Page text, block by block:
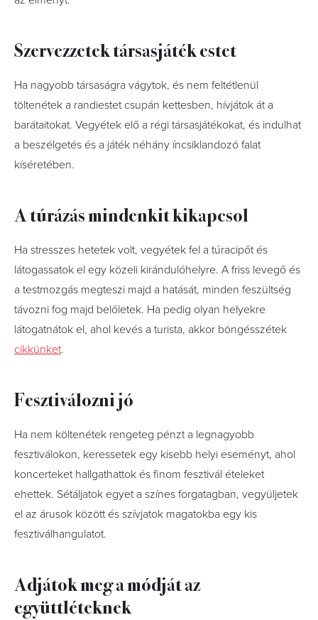
Szervezzetek társasjáték estet
Ha nagyobb társaságra vágytok, és nem feltétlenül
töltenétek a randiestet csupán kettesben, hívjátok át a
barátaitokat. Vegyétek elő a régi társasjátékokat, és indulhat
a beszélgetés és a játék néhány íncsiklandozó falat
kíséretében.
A túrázás mindenkit kikapcsol
Ha stresszes hetetek volt, vegyétek fel a túracipőt és
látogassatok el egy közeli kirándulóhelyre. A friss levegő és
a testmozgás megteszi majd a hatását, minden feszültség
távozni fog majd belőletek. Ha pedig olyan helyekre
látogatnátok el, ahol kevés a turista, akkor böngésszétek
cikkünket.
Fesztiválozni jó
Ha nem költenétek rengeteg pénzt a legnagyobb
fesztiválokon, keressetek egy kisebb helyi eseményt, ahol
koncerteket hallgathattok és finom fesztivál ételeket
ehettek. Sétáljatok egyet a színes forgatagban, vegyüljetek
el az árusok között és szívjatok magatokba egy kis
fesztiválhangulatot.
Adjátok meg a módját az
együttléteknek